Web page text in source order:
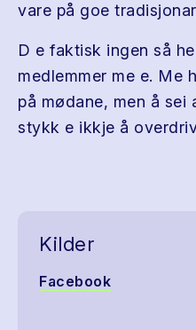
vare på goe
D e faktisk ingen så
medlemmer me e. Me
på mødane, men å
stykk e ikkje å
Kilder
Facebook